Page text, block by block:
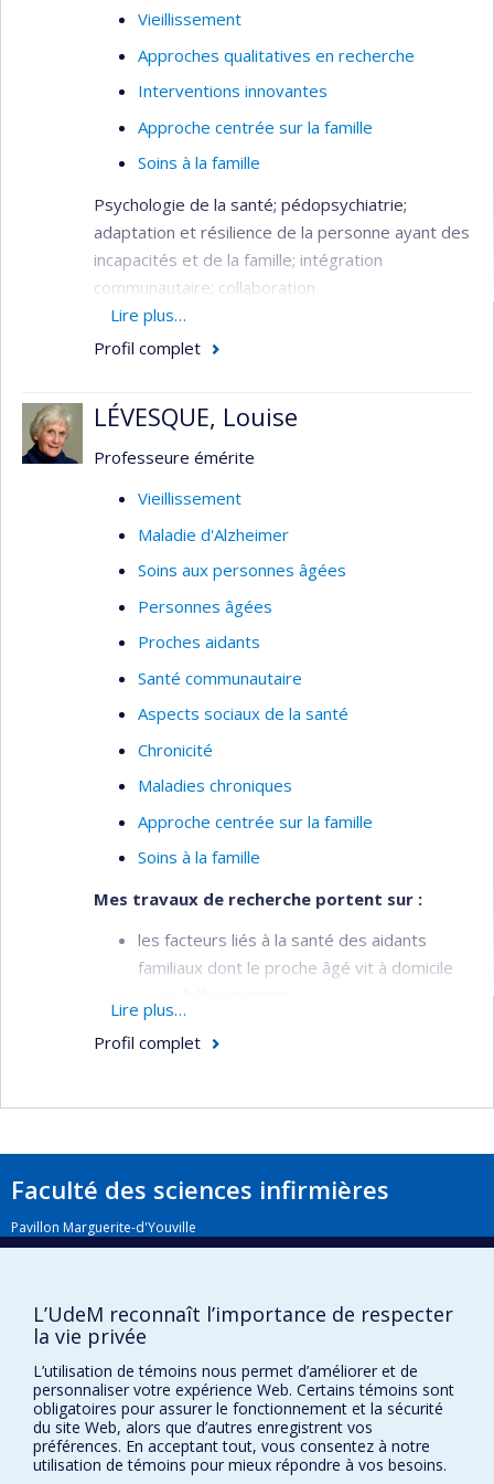
Vieillissement
Approches qualitatives en recherche
Interventions innovantes
Approche centrée sur la famille
Soins à la famille
Psychologie de la santé; pédopsychiatrie;
adaptation et résilience de la personne ayant des
incapacités et de la famille; intégration
communautaire; collaboration
interprofessionnelle.
Lire plus…
Profil complet
LÉVESQUE, Louise
Professeure émérite
Vieillissement
Maladie d'Alzheimer
Soins aux personnes âgées
Personnes âgées
Proches aidants
Santé communautaire
Aspects sociaux de la santé
Chronicité
Maladies chroniques
Approche centrée sur la famille
Soins à la famille
Mes travaux de recherche portent sur :
les facteurs liés à la santé des aidants
familiaux dont le proche âgé vit à domicile
individuelles ou de groupe qui s'adressent à
par les aidants familiaux et les besoins non
comblés de services communautaires chez
les personnes âgées de 75 ans et plus.
aidants naturels et soutien social
Lire plus…
Profil complet
Faculté des sciences infirmières
Pavillon Marguerite-d'Youville
2375, chemin de la Côte-Sainte-Catherine
Lien Google Maps
Nous joindre
Plan du site
Accessibilité
L’UdeM reconnaît l’importance de respecter
la vie privée
L’utilisation de témoins nous permet d’améliorer et de
personnaliser votre expérience Web. Certains témoins sont
obligatoires pour assurer le fonctionnement et la sécurité
du site Web, alors que d’autres enregistrent vos
préférences. En acceptant tout, vous consentez à notre
utilisation de témoins pour mieux répondre à vos besoins.